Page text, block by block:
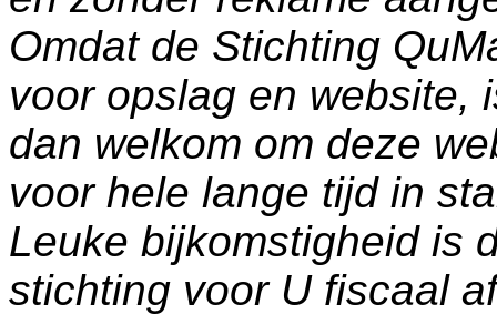
Omdat de Stichting
voor opslag en website,
dan welkom om deze
voor hele lange tijd in
Leuke bijkomstigheid is
stichting voor U fiscaal